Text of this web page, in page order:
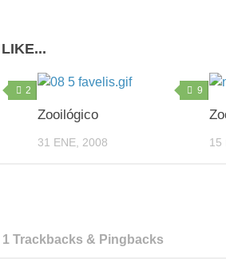
2 9
Zooilógico
31 ENE, 2008 15
1 Trackbacks & Pingbacks